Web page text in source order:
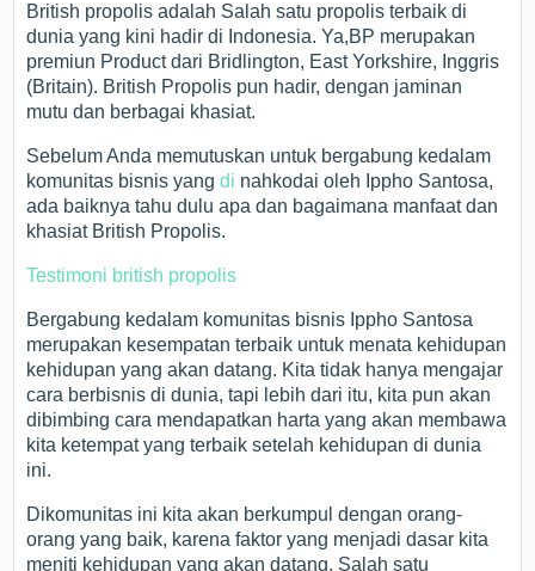
British propolis adalah Salah satu propolis terbaik di
dunia yang kini hadir di Indonesia. Ya,BP merupakan
premiun Product dari Bridlington, East Yorkshire, Inggris
(Britain). British Propolis pun hadir, dengan jaminan
mutu dan berbagai khasiat.
Sebelum Anda memutuskan untuk bergabung kedalam
komunitas bisnis yangdi nahkodai oleh Ippho Santosa,
ada baiknya tahu dulu apa dan bagaimana manfaat dan
khasiat British Propolis.
Testimoni british propolis
Bergabung kedalam komunitas bisnis Ippho Santosa
merupakan kesempatan terbaik untuk menata kehidupan
kehidupan yang akan datang. Kita tidak hanya mengajar
cara berbisnis di dunia, tapi lebih dari itu, kita pun akan
dibimbing cara mendapatkan harta yang akan membawa
kita ketempat yang terbaik setelah kehidupan di dunia
ini.
Dikomunitas ini kita akan berkumpul dengan orang-
orang yang baik, karena faktor yang menjadi dasar kita
meniti kehidupan yang akan datang. Salah satu